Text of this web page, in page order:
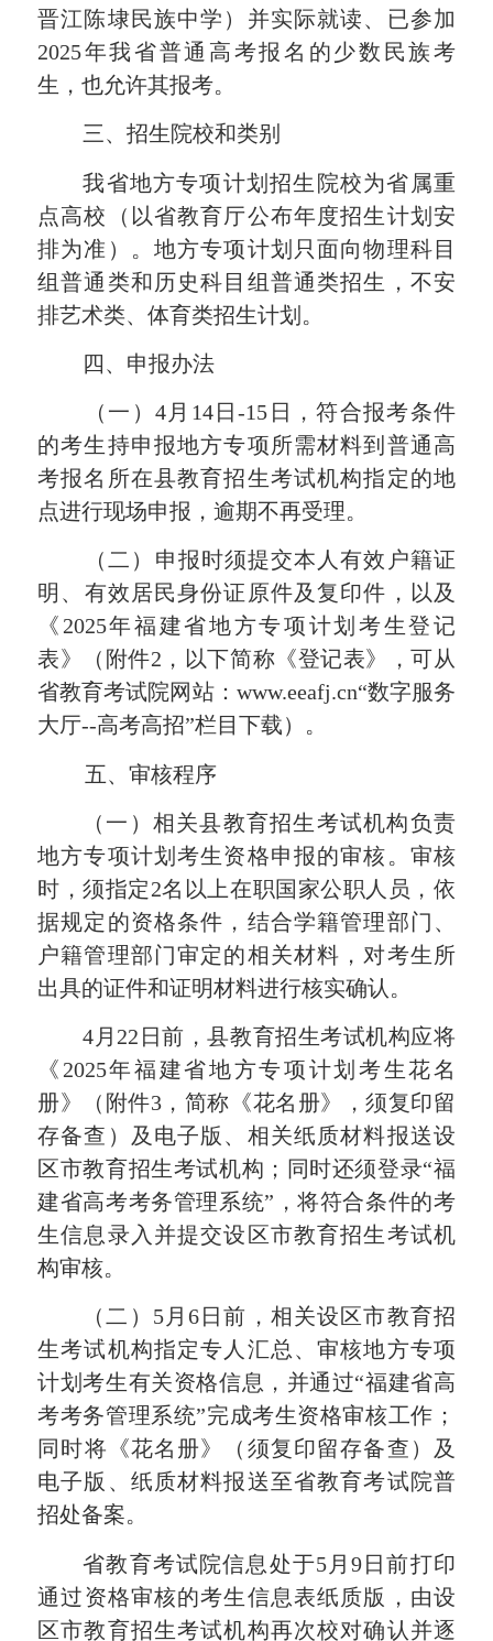
晋江陈埭民族中学）并实际就读、 已参加
2025年我省普通高考报名的少数民族考
生，也允许其报考。
三、招生院校和类别
我省地方专项计划招生院校为省属重
点高校（ 以省教育厅公布年度招生计划 安
排为准） 。地方专项计划只面向物理科目
组普通类和历史科目组普通类招生，不安
排艺术类、体育类招生计划。
四、申报办法
（一）4月 14日-15 日，符合报考条件
的考生持申报地方专项所需材料到普通高
考报名所在县教育招生考试机构指定的地
点进行现场申报，逾期不再受理。
（二）申报时须提交本人有效户籍证
明、 有效居民身份证原件及复印件，以及
《2025年福建省地方专项计划考生登记
表》（附件2，以下简称《登记表》，可从
省教育考试院网站： www.eeafj.cn“数字服务
大厅--高考高招”栏目下载） 。
五、审核程序
（一） 相关县教育招生考试机构负责
地方专项计划考生资格申报的审核。审核
时，须指定2名以上在职国家公职人员，依
据规定的资格条件，结合学籍管理部门、
户籍管理部门审定的相关材料， 对考生所
出具的证件和证明材料进行核实确认。
4月 22 日前 ，县教育招生考试机构应将
《2025年福建省地方专项计划考生花名
册》
（ 附件3，简称《花名册》
，须复印留
存备查 ） 及 电子版 、 相关纸质材料报送设
区市教育招生考试机构 ； 同时还须登录“福
建省高考考务管理系统”，将符合条件的考
生信息录入并提交设区市教育招生考试机
构审核。
（二）5月6 日前 ， 相关设区市教育招
生考试机构指定专人汇总、审核地方专项
计划考生有关资格信息 ， 并通过“福建省高
考考务管理系统”完成考生资格审核工作 ；
同时将《花名册》 （ 须复印留存备查 ） 及
电子版 、 纸质材料报送至省教育考试院普
招处备案。
省教育考试院信息处于5月9 日前打印
通过资格审核的考生信息表纸质版，由设
区市教育招生考试机构再次校对确认并逐